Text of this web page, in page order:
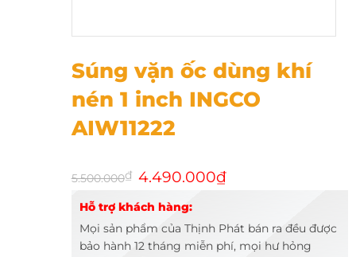
Súng vặn ốc dùng khí
nén 1 inch INGCO
AIW11222
5.500.000₫ Giá
gốc
5.500.000₫.
4.490.000₫Giá
Hỗ trợ khách hàng:
Mọi sản phẩm của Thịnh Phát bán ra đều được
bảo hành 12 tháng miễn phí, mọi hư hỏng